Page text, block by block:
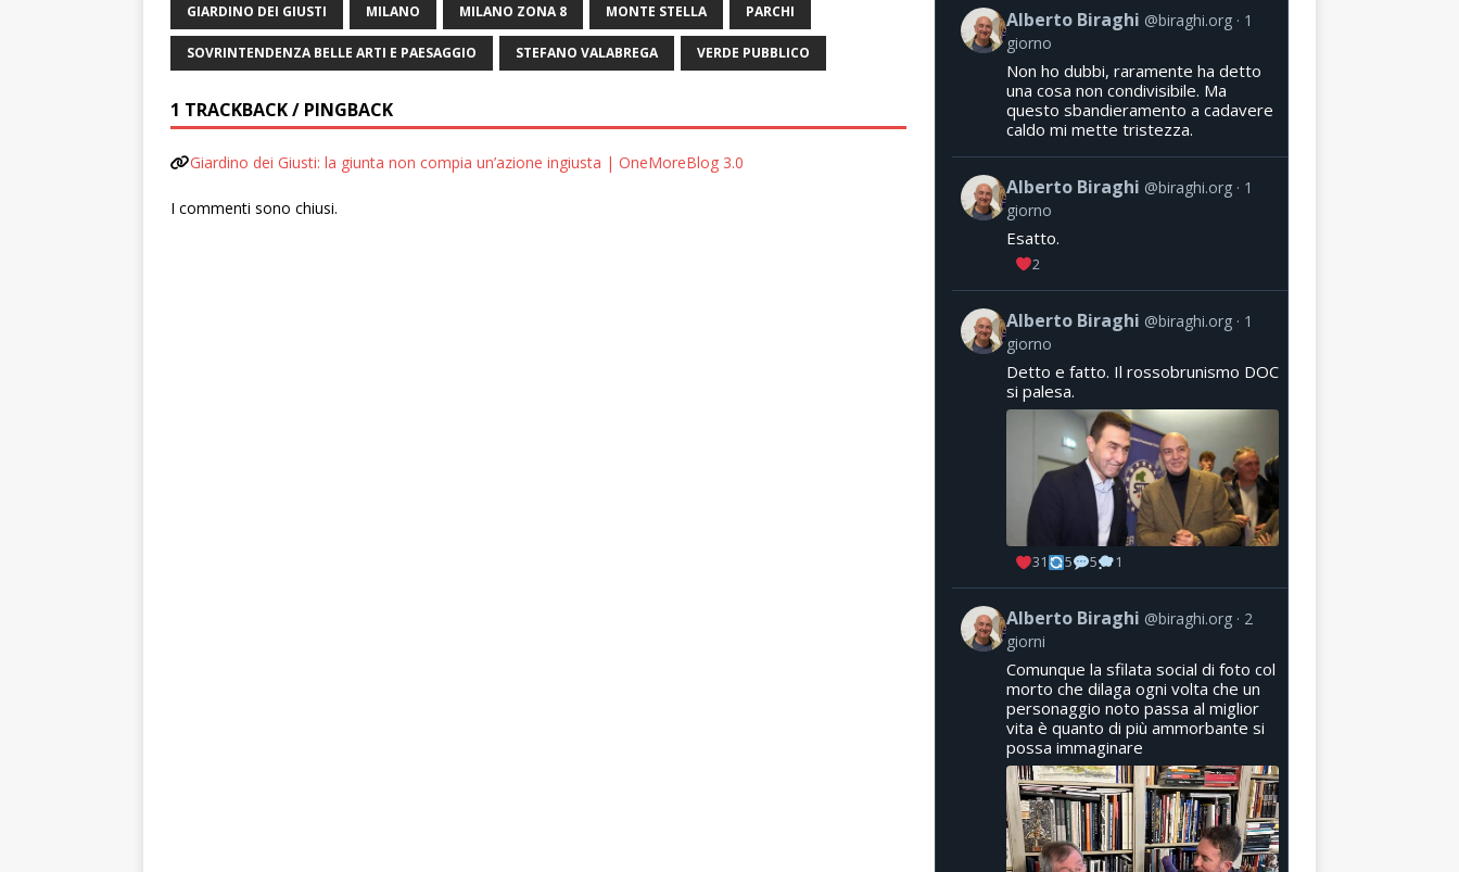
GIARDINO DEI GIUSTI MILANO MILANO ZONA 8 MONTE STELLA PARCHI
SOVRINTENDENZA BELLE ARTI E PAESAGGIO STEFANO VALABREGA VERDE PUBBLICO
1 TRACKBACK / PINGBACK
Giardino dei Giusti: la giunta non compia un’azione ingiusta | OneMoreBlog 3.0
I commenti sono chiusi.
Alberto Biraghi @biraghi.org
1
giorno
Non ho dubbi, raramente ha detto
una cosa non condivisibile. Ma
questo sbandieramento a cadavere
caldo mi mette tristezza.
Alberto Biraghi @biraghi.org
1
giorno
Esatto.
2
Alberto Biraghi @biraghi.org
1
giorno
Detto e fatto. Il rossobrunismo DOC
si palesa.
31 5 5 1
Alberto Biraghi @biraghi.org
2
giorni
Comunque la sfilata social di foto col
morto che dilaga ogni volta che un
personaggio noto passa al miglior
vita è quanto di più ammorbante si
possa immaginare